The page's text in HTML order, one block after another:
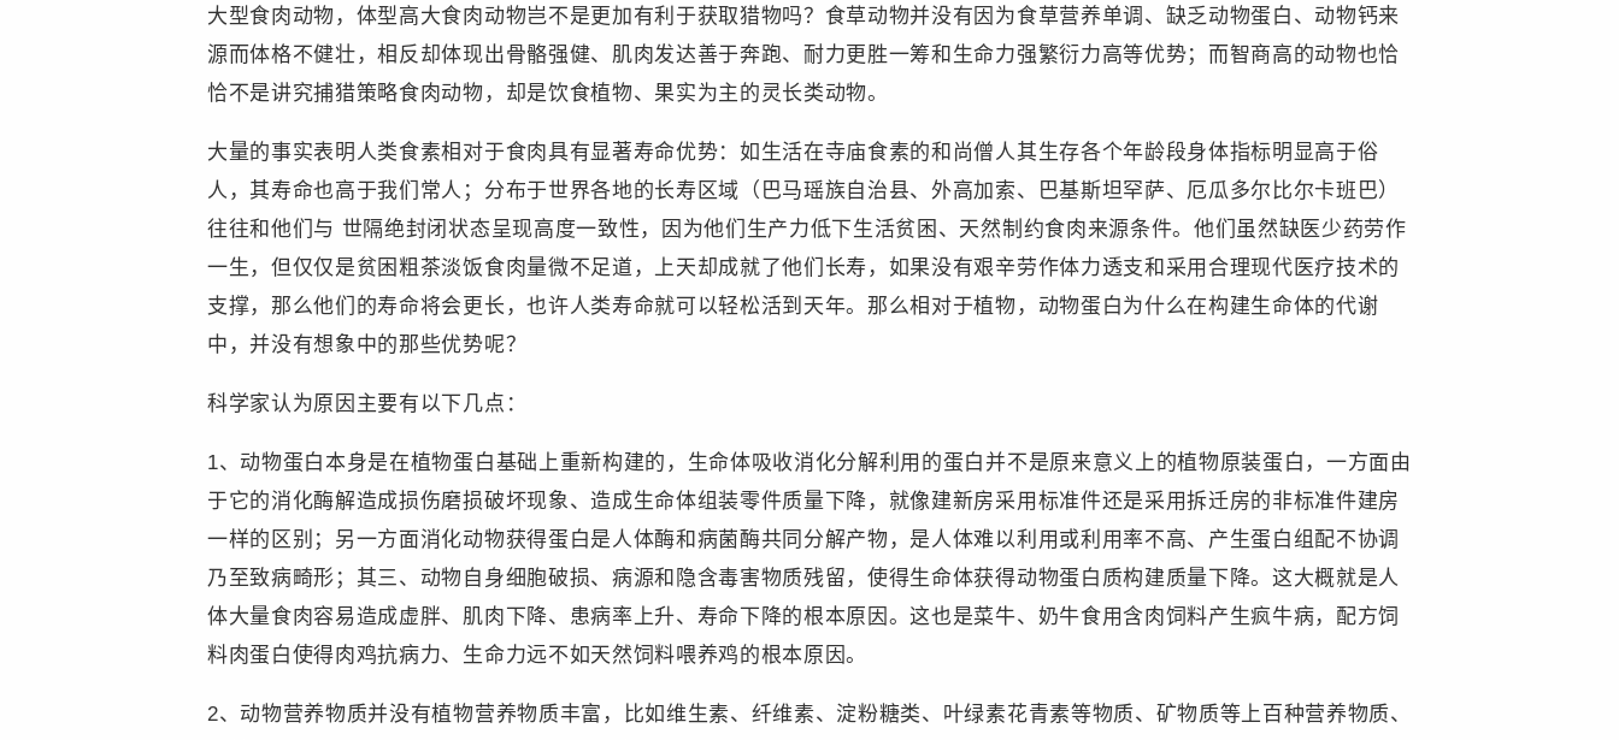
大型食肉动物，体型高大食肉动物岂不是更加有利于获取猎物吗？食草动物并没有因为食草营养单调、缺乏动物蛋白、动物钙来
源而体格不健壮，相反却体现出骨骼强健、肌肉发达善于奔跑、耐力更胜一筹和生命力强繁衍力高等优势；而智商高的动物也恰
恰不是讲究捕猎策略食肉动物，却是饮食植物、果实为主的灵长类动物。
大量的事实表明人类食素相对于食肉具有显著寿命优势：如生活在寺庙食素的和尚僧人其生存各个年龄段身体指标明显高于俗
人，其寿命也高于我们常人；分布于世界各地的长寿区域（巴马瑶族自治县、外高加索、巴基斯坦罕萨、厄瓜多尔比尔卡班巴）
往往和他们与 世隔绝封闭状态呈现高度一致性，因为他们生产力低下生活贫困、天然制约食肉来源条件。他们虽然缺医少药劳作
一生，但仅仅是贫困粗茶淡饭食肉量微不足道，上天却成就了他们长寿，如果没有艰辛劳作体力透支和采用合理现代医疗技术的
支撑，那么他们的寿命将会更长，也许人类寿命就可以轻松活到天年。那么相对于植物，动物蛋白为什么在构建生命体的代谢
中，并没有想象中的那些优势呢？
科学家认为原因主要有以下几点：
1、动物蛋白本身是在植物蛋白基础上重新构建的，生命体吸收消化分解利用的蛋白并不是原来意义上的植物原装蛋白，一方面由
于它的消化酶解造成损伤磨损破坏现象、造成生命体组装零件质量下降，就像建新房采用标准件还是采用拆迁房的非标准件建房
一样的区别；另一方面消化动物获得蛋白是人体酶和病菌酶共同分解产物，是人体难以利用或利用率不高、产生蛋白组配不协调
乃至致病畸形；其三、动物自身细胞破损、病源和隐含毒害物质残留，使得生命体获得动物蛋白质构建质量下降。这大概就是人
体大量食肉容易造成虚胖、肌肉下降、患病率上升、寿命下降的根本原因。这也是菜牛、奶牛食用含肉饲料产生疯牛病，配方饲
料肉蛋白使得肉鸡抗病力、生命力远不如天然饲料喂养鸡的根本原因。
2、动物营养物质并没有植物营养物质丰富，比如维生素、纤维素、淀粉糖类、叶绿素花青素等物质、矿物质等上百种营养物质、